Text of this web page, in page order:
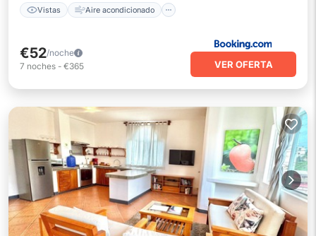
Vistas Aire acondicionado
€52/noche
7 noches - €365 VER OFERTA